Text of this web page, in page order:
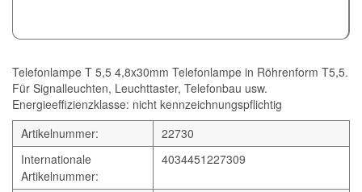
Telefonlampe T 5,5 4,8x30mm Telefonlampe in Röhrenform T5,5.
Für Signalleuchten, Leuchttaster, Telefonbau usw.
Energieeffizienzklasse: nicht kennzeichnungspflichtig
Artikelnummer:
22730
Internationale
Artikelnummer:
4034451227309